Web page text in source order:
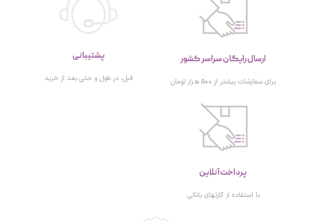
ارسال رایگان سراسر کشور
برای سفارشات بیشتر از 500 هزار تومان
پشتیبانی
قبل، در طول و حتی بعد از خرید
پرداخت آنلاین
با استفاده از کارتهای بانکی